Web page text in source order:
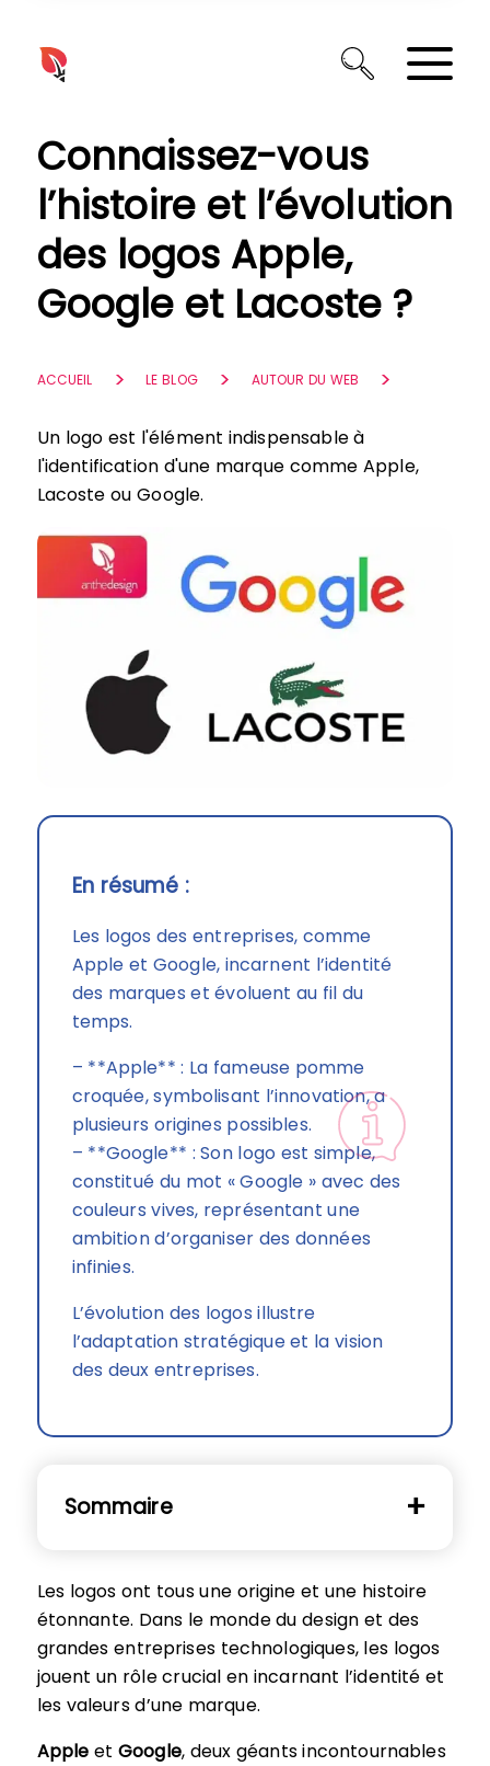
Connaissez-vous
l’histoire et l’évolution
des logos Apple,
Google et Lacoste ?
ACCUEIL LE BLOG AUTOUR DU WEB
Un logo est l'élément indispensable à
l'identification d'une marque comme Apple,
Lacoste ou Google.
En résumé :
Les logos des entreprises, comme
Apple et Google, incarnent l’identité
des marques et évoluent au fil du
temps.
– **Apple** : La fameuse pomme
croquée, symbolisant l’innovation, a
plusieurs origines possibles.
– **Google** : Son logo est simple,
constitué du mot « Google » avec des
couleurs vives, représentant une
ambition d’organiser des données
infinies.
L’évolution des logos illustre
l’adaptation stratégique et la vision
des deux entreprises.
Sommaire
Les logos ont tous une origine et une histoire
étonnante. Dans le monde du design et des
grandes entreprises technologiques, les logos
jouent un rôle crucial en incarnant l’identité et
les valeurs d’une marque.
Apple et Google, deux géants incontournables